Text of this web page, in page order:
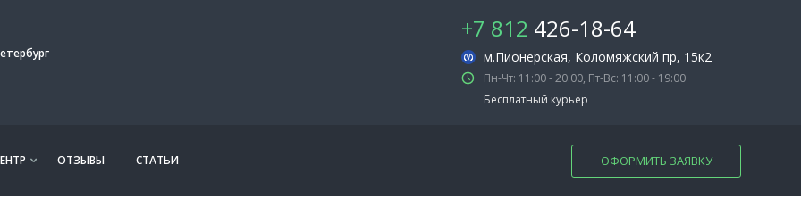
+7 812 426-18-64
м.Пионерская, Коломяжский пр, 15к2
Пн-Чт: 11:00 - 20:00, Пт-Вс: 11:00 - 19:00
Бесплатный курьер
ОТЗЫВЫ СТАТЬИ ОФОРМИТЬ ЗАЯВКУ